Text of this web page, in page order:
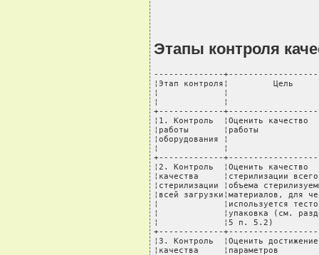
Этапы контроля
--------------
¦Этап контроля¦         Цель
¦             ¦
¦             ¦
+-------------
¦1. Контроль  ¦Оценить
¦работы       ¦работы
¦оборудования ¦
¦             ¦
+-------------
¦2. Контроль  ¦Оценить
¦качества     ¦стерилизации
¦стерилизации ¦объема
¦всей загрузки¦материалов,
¦             ¦используется
¦             ¦упаковка (см.
¦             ¦5 п. 5.2)
+-------------
¦3. Контроль  ¦Оценить
¦качества     ¦параметров